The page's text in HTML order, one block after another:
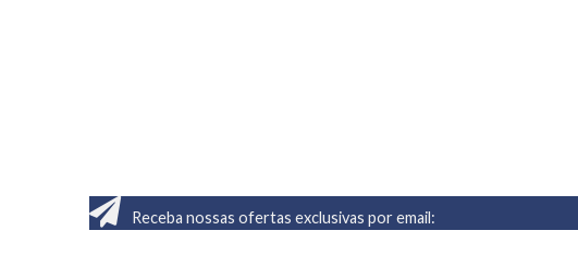
Receba nossas ofertas exclusivas por email: